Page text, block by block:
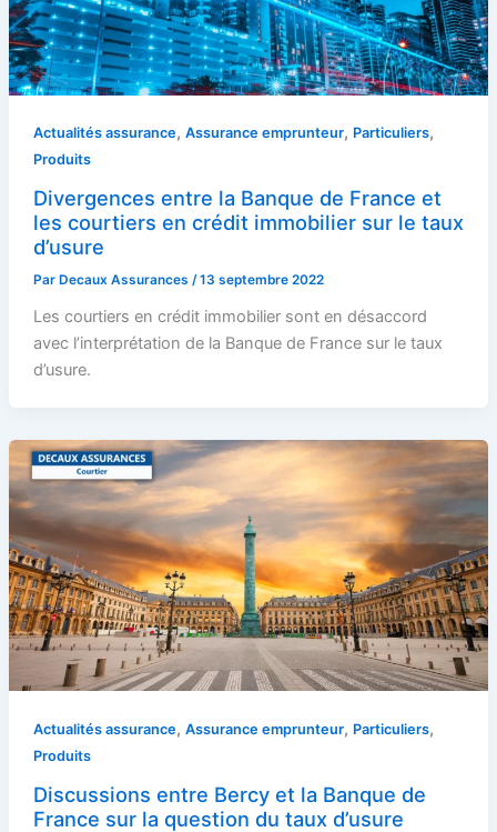
Actualités assurance, Assurance emprunteur, Particuliers,
Produits
Divergences entre la Banque de France et
les courtiers en crédit immobilier sur le taux
d’usure
Par Decaux Assurances /13 septembre 2022
Les courtiers en crédit immobilier sont en désaccord
avec l’interprétation de la Banque de France sur le taux
d’usure.
Actualités assurance, Assurance emprunteur, Particuliers,
Produits
Discussions entre Bercy et la Banque de
France sur la question du taux d’usure